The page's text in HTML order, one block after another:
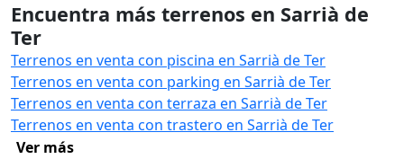
Encuentra más terrenos en Sarrià de
Ter
Terrenos en venta con piscina en Sarrià de Ter
Terrenos en venta con parking en Sarrià de Ter
Terrenos en venta con terraza en Sarrià de Ter
Terrenos en venta con trastero en Sarrià de Ter
Ver más